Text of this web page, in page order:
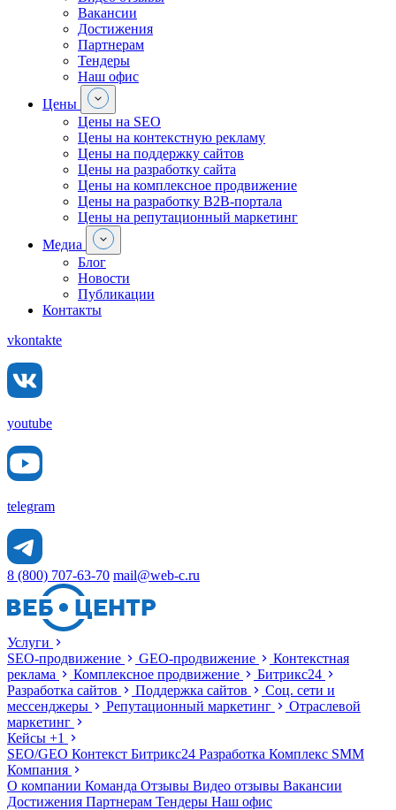
Вакансии
Достижения
Партнерам
Тендеры
Наш офис
Цены
Цены на SEO
Цены на контекстную рекламу
Цены на поддержку сайтов
Цены на разработку сайта
Цены на комплексное продвижение
Цены на разработку В2В-портала
Цены на репутационный маркетинг
Медиа
Блог
Новости
Публикации
Контакты
vkontakte
youtube
telegram
8 (800) 707-63-70 mail@web-c.ru
Услуги
SEO-продвижение
GEO-продвижение
Контекстная
реклама
Комплексное продвижение
Битрикс24
Разработка сайтов
Поддержка сайтов
Соц. сети и
мессенджеры
Репутационный маркетинг
Отраслевой
маркетинг
Кейсы +1
SEO/GEO Контекст Битрикс24 Разработка Комплекс SMM
Компания
О компании Команда Отзывы Видео отзывы Вакансии
Достижения Партнерам Тендеры Наш офис